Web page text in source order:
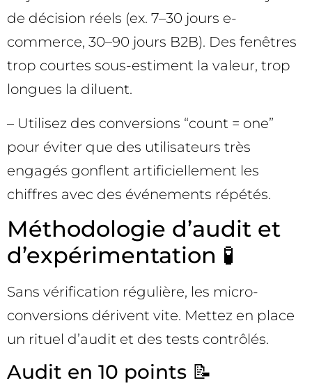
de décision réels (ex. 7–30 jours e-
commerce, 30–90 jours B2B). Des fenêtres
trop courtes sous-estiment la valeur, trop
longues la diluent.
– Utilisez des conversions “count = one”
pour éviter que des utilisateurs très
engagés gonflent artificiellement les
chiffres avec des événements répétés.
Méthodologie d’audit et
d’expérimentation 🧪
Sans vérification régulière, les micro-
conversions dérivent vite. Mettez en place
un rituel d’audit et des tests contrôlés.
Audit en 10 points 📝